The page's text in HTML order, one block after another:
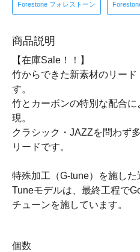
Forestone フォレストーン
商品説明
【在庫Sale！！】
竹からできた新素材のリー
す。
竹とカーボンの特別な配合
現。
クラシック・JAZZを問わず
リードです。
特殊加工（G-tune）を施し
Tuneモデルは、最終工程で
チューンを施しています。
個数